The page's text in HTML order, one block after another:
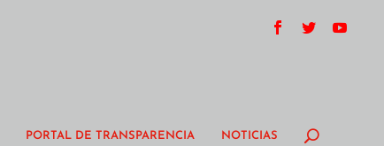
PORTAL DE TRANSPARENCIA NOTICIAS